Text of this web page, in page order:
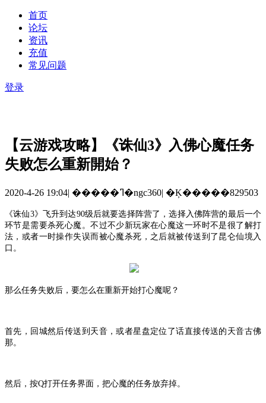
首页
论坛
资讯
充值
常见问题
登录
【云游戏攻略】《诛仙3》入佛心魔任务
失败怎么重新開始？
2020-4-26 19:04| �����ߣ�ngc360| �Ķ�����829503
《诛仙3》飞升到达90级后就要选择阵营了，选择入佛阵营的最后一个
环节是需要杀死心魔。不过不少新玩家在心魔这一环时不是很了解打
法，或者一时操作失误而被心魔杀死，之后就被传送到了昆仑仙境入
口。
那么任务失败后，要怎么在重新开始打心魔呢？
首先，回城然后传送到天音，或者星盘定位了话直接传送的天音古佛
那。
然后，按Q打开任务界面，把心魔的任务放弃掉。